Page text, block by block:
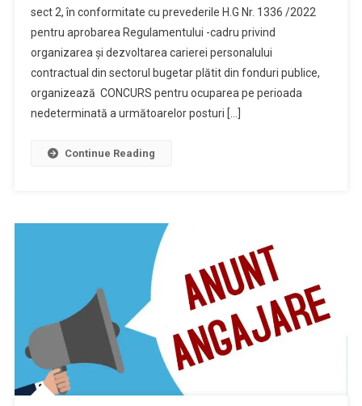
sect 2, în conformitate cu prevederile H.G Nr. 1336 /2022
pentru aprobarea Regulamentului -cadru privind
organizarea și dezvoltarea carierei personalului
contractual din sectorul bugetar plătit din fonduri publice,
organizează CONCURS pentru ocuparea pe perioada
nedeterminată a următoarelor posturi […]
Continue Reading